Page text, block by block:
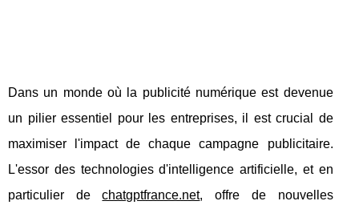
Dans un monde où la publicité numérique est devenue
un pilier essentiel pour les entreprises, il est crucial de
maximiser l'impact de chaque campagne publicitaire.
L'essor des technologies d'intelligence artificielle, et en
particulier dechatgptfrance.net, offre de nouvelles